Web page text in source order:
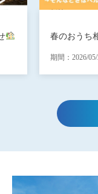
春のおうち
期間：2026/